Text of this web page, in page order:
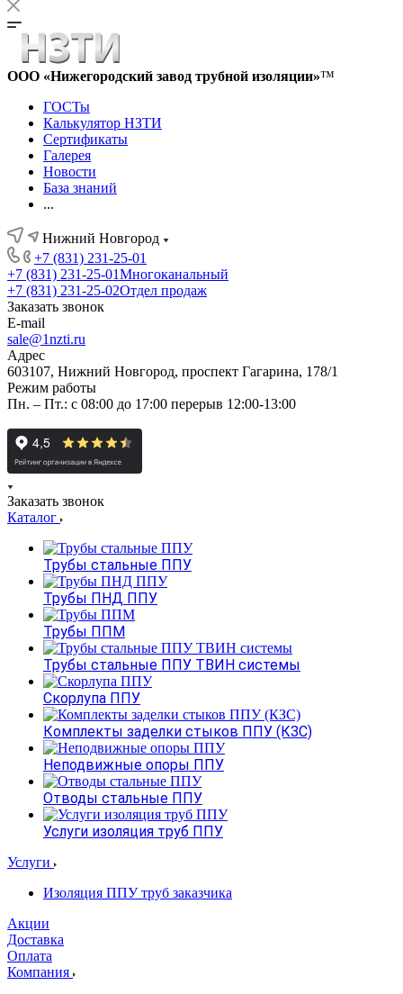
ООО «Нижегородский завод трубной изоляции»™
ГОСТы
Калькулятор НЗТИ
Сертификаты
Галерея
Новости
База знаний
...
Нижний Новгород
+7 (831) 231-25-01
+7 (831) 231-25-01Многоканальный
+7 (831) 231-25-02Отдел продаж
Заказать звонок
E-mail
sale@1nzti.ru
Адрес
603107, Нижний Новгород, проспект Гагарина, 178/1
Режим работы
Пн. – Пт.: с 08:00 до 17:00 перерыв 12:00-13:00
Заказать звонок
Каталог
Трубы стальные ППУ
Трубы ПНД ППУ
Трубы ППМ
Трубы стальные ППУ ТВИН системы
Скорлупа ППУ
Комплекты заделки стыков ППУ (КЗС)
Неподвижные опоры ППУ
Отводы стальные ППУ
Услуги изоляция труб ППУ
Услуги
Изоляция ППУ труб заказчика
Акции
Доставка
Оплата
Компания